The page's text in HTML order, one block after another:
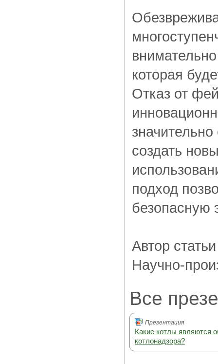
которая
Отказ от
создать
подход
безопасную
Автор
Научно-
Все
Презентация
Какие котлы являются
котлонадзора?